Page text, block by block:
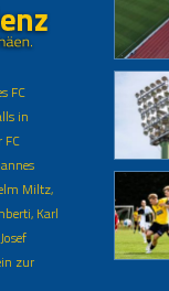
FC
in
FC
Miltz,
Karl
zur